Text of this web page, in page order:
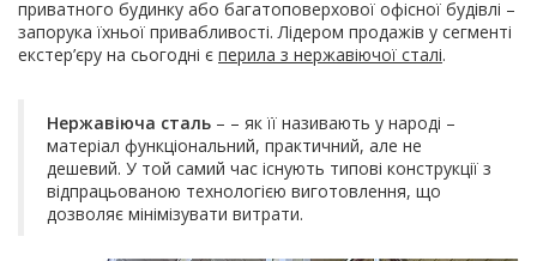
приватного будинку або багатоповерхової офісної будівлі –
запорука їхньої привабливості. Лідером продажів у сегменті
екстер’єру на сьогодні є перила з нержавіючої сталі.
Нержавіюча сталь – – як її називають у народі –
матеріал функціональний, практичний, але не
дешевий. У той самий час існують типові конструкції з
відпрацьованою технологією виготовлення, що
дозволяє мінімізувати витрати.